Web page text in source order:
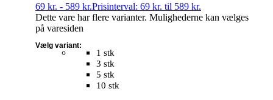
69 kr. - 589 kr.Prisinterval: 69 kr. til 589 kr.
1 stk
3 stk
5 stk
10 stk
Vælg variant:
Dette vare har flere varianter. Mulighederne kan vælges
på varesiden